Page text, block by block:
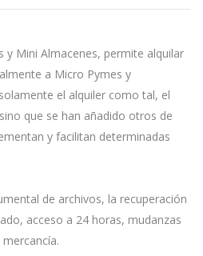
y Mini Almacenes, permite alquilar
a Micro Pymes y
el alquiler como tal, el
que se han añadido otros de
y facilitan determinadas
de archivos, la recuperación
acceso a 24 horas, mudanzas